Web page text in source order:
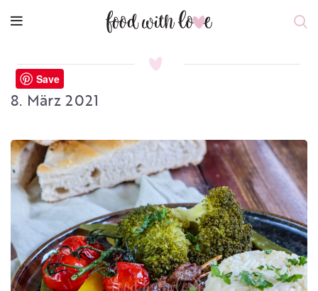
8. März 2021
Save